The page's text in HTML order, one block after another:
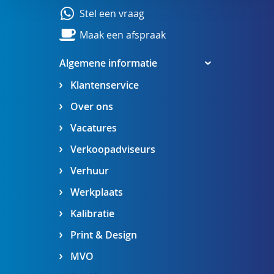
Algemene informatie
Klantenservice
Over ons
Vacatures
Verkoopadviseurs
Verhuur
Werkplaats
Kalibratie
Print & Design
MVO
Stel een vraag
Maak een afspraak